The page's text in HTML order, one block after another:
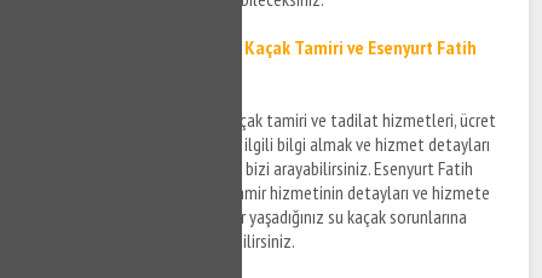
Esenyurt Fatih Mahallesi Su Kaçak Tamiri ve Esenyurt Fatih
Esenyurt Fatih Mahallesi su kaçak tamiri ve tadilat hizmetleri, ücret
detayları ve sürecin gelişimi ile ilgili bilgi almak ve hizmet detayları
hakkında bilgi sahibi olmak için bizi arayabilirsiniz. Esenyurt Fatih
Mahallesi su kaçak tespit ve tamir hizmetinin detayları ve hizmete
ilişkin konular için bizi arayabilir yaşadığınız su kaçak sorunlarına
çözüm üretilmesini talep edebilirsiniz.